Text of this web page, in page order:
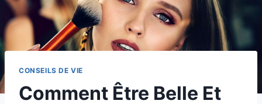
CONSEILS DE VIE
Comment Être Belle Et